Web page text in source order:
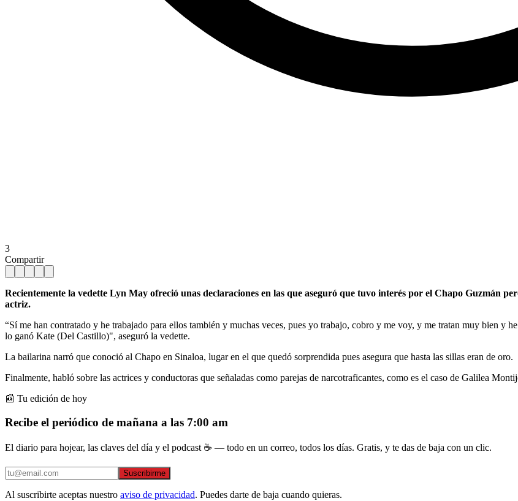
3
Compartir
Recientemente la vedette Lyn May ofreció unas declaraciones en las que aseguró que tuvo interés por el Chapo Guzmán
actriz.
“Sí me han contratado y he trabajado para ellos también y muchas veces, pues yo trabajo, cobro y me voy, y me tratan muy bien y
lo ganó Kate (Del Castillo)", aseguró la vedette.
La bailarina narró que conoció al Chapo en Sinaloa, lugar en el que quedó sorprendida pues asegura que hasta las sillas eran de oro.
Finalmente, habló sobre las actrices y conductoras que señaladas como parejas de narcotraficantes, como es el caso de Galilea
📰 Tu edición de hoy
Recibe el periódico de mañana a las 7:00 am
El diario para hojear, las claves del día y el podcast ☕ — todo en un correo, todos los días. Gratis, y te das de baja con un clic.
Suscribirme
Al suscribirte aceptas nuestro aviso de privacidad. Puedes darte de baja cuando quieras.